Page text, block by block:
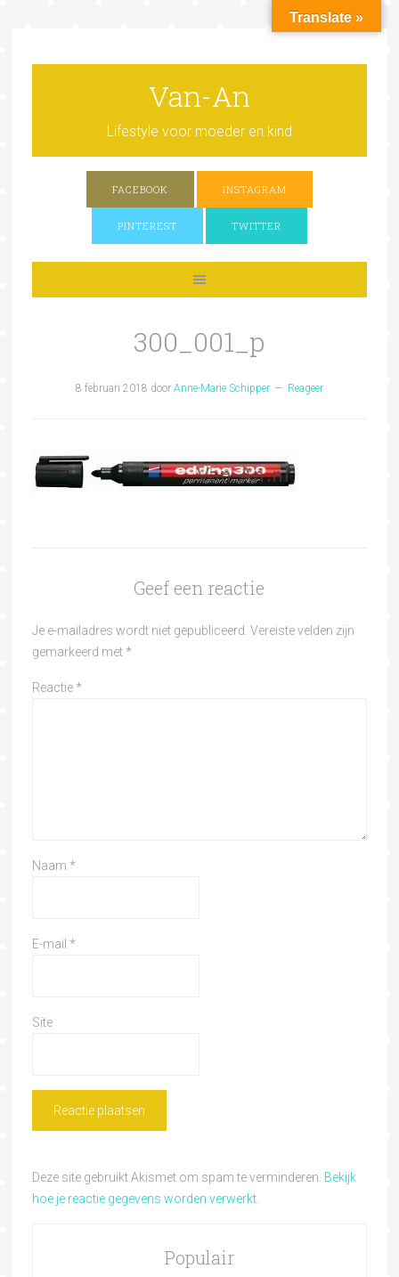
Van-An
Lifestyle voor moeder en kind
FACEBOOK INSTAGRAM
PINTEREST TWITTER
300_001_p
8 februari 2018 door Anne-Marie Schipper Reageer
Geef een reactie
Je e-mailadres wordt niet gepubliceerd. Vereiste velden zijn
gemarkeerd met *
Reactie *
Naam *
E-mail *
Site
Deze site gebruikt Akismet om spam te verminderen. Bekijk
hoe je reactie gegevens worden verwerkt.
Populair
Translate »